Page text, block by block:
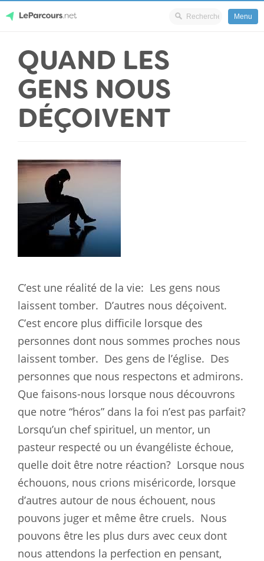
content
LeParcours.net
Menu
QUAND LES
GENS NOUS
DÉÇOIVENT
C’est une réalité de la vie: Les gens nous
laissent tomber. D’autres nous déçoivent.
C’est encore plus difficile lorsque des
personnes dont nous sommes proches nous
laissent tomber. Des gens de l’église. Des
personnes que nous respectons et admirons.
Que faisons-nous lorsque nous découvrons
que notre “héros” dans la foi n’est pas parfait?
Lorsqu’un chef spirituel, un mentor, un
pasteur respecté ou un évangéliste échoue,
quelle doit être notre réaction? Lorsque nous
échouons, nous crions miséricorde, lorsque
d’autres autour de nous échouent, nous
pouvons juger et même être cruels. Nous
pouvons être les plus durs avec ceux dont
nous attendons la perfection en pensant,